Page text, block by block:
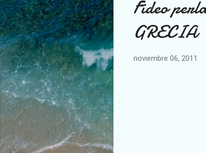
Fideo
GRECIA
noviembre 06, 2011